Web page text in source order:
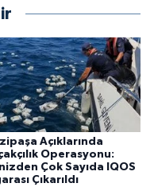
Açıklarında
Operasyonu:
Çok Sayıda IQOS
Çıkarıldı